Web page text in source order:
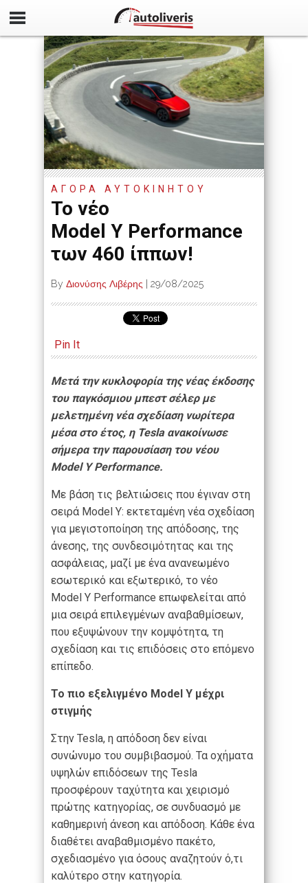
ΑΓΟΡΑ ΑΥΤΟΚΙΝΗΤΟΥ
Το νέο
Model Y Performance
των 460 ίππων!
By Διονύσης Λιβέρης 29/08/2025
Pin It
Μετά την κυκλοφορία της νέας έκδοσης
του παγκόσμιου μπεστ σέλερ με
μελετημένη νέα σχεδίαση νωρίτερα
μέσα στο έτος, η Tesla ανακοίνωσε
σήμερα την παρουσίαση του νέου
Model Y Performance.
Με βάση τις βελτιώσεις που έγιναν στη
σειρά Model Y: εκτεταμένη νέα σχεδίαση
για μεγιστοποίηση της απόδοσης, της
άνεσης, της συνδεσιμότητας και της
ασφάλειας, μαζί με ένα ανανεωμένο
εσωτερικό και εξωτερικό, το νέο
Model Y Performance επωφελείται από
μια σειρά επιλεγμένων αναβαθμίσεων,
που εξυψώνουν την κομψότητα, τη
σχεδίαση και τις επιδόσεις στο επόμενο
επίπεδο.
Το πιο εξελιγμένο Model Y μέχρι
στιγμής
Στην Tesla, η απόδοση δεν είναι
συνώνυμο του συμβιβασμού. Τα οχήματα
υψηλών επιδόσεων της Tesla
προσφέρουν ταχύτητα και χειρισμό
πρώτης κατηγορίας, σε συνδυασμό με
καθημερινή άνεση και απόδοση. Κάθε ένα
διαθέτει αναβαθμισμένο πακέτο,
σχεδιασμένο για όσους αναζητούν ό,τι
καλύτερο στην κατηγορία.